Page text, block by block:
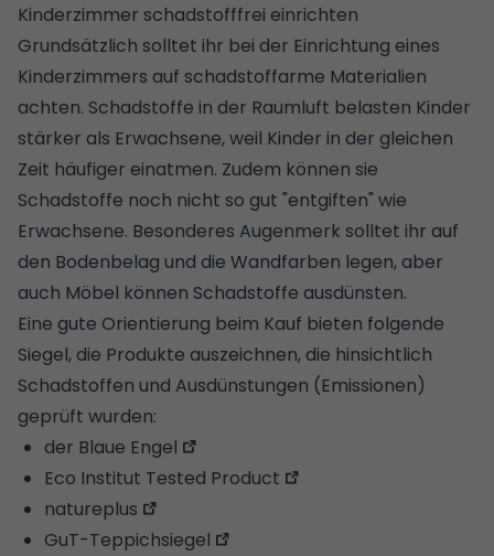
Kinderzimmer schadstofffrei einrichten
Grundsätzlich solltet ihr bei der Einrichtung eines
Kinderzimmers auf schadstoffarme Materialien
achten. Schadstoffe in der Raumluft belasten Kinder
stärker als Erwachsene, weil Kinder in der gleichen
Zeit häufiger einatmen. Zudem können sie
Schadstoffe noch nicht so gut "entgiften" wie
Erwachsene. Besonderes Augenmerk solltet ihr auf
den Bodenbelag und die Wandfarben legen, aber
auch Möbel können Schadstoffe ausdünsten.
Eine gute Orientierung beim Kauf bieten folgende
Siegel, die Produkte auszeichnen, die hinsichtlich
Schadstoffen und Ausdünstungen (Emissionen)
geprüft wurden:
der Blaue Engel
Eco Institut Tested Product
natureplus
GuT-Teppichsiegel